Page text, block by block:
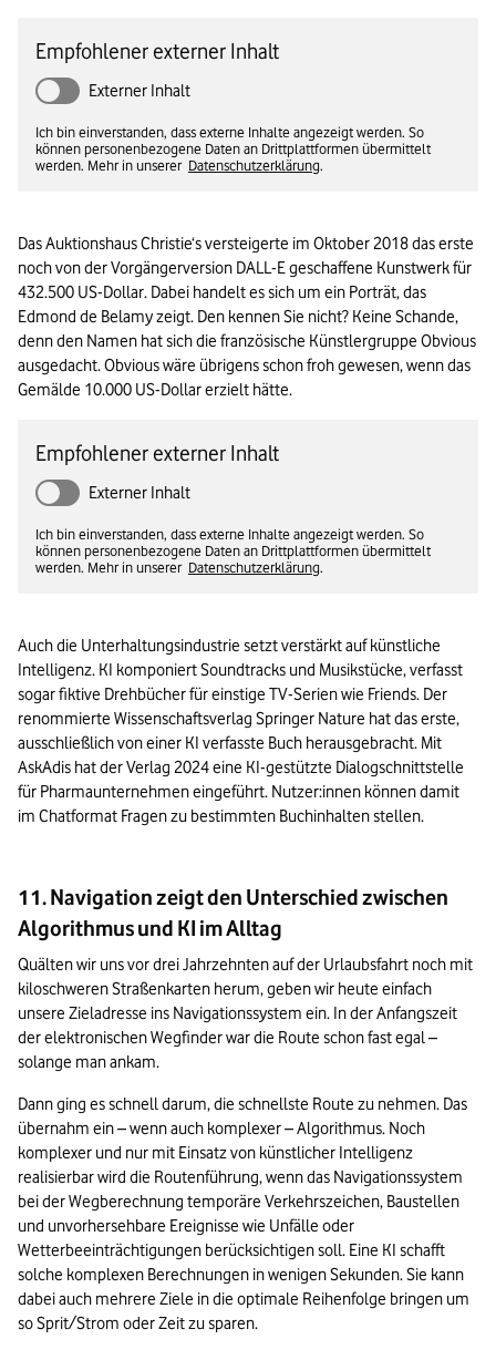
Empfohlener externer Inhalt
Externer Inhalt
Ich bin einverstanden, dass externe Inhalte angezeigt werden. So
können personenbezogene Daten an Drittplattformen übermittelt
werden. Mehr in unserer Datenschutzerklärung.
Das Auktionshaus Christie‘s versteigerte im Oktober 2018 das erste
noch von der Vorgängerversion DALL-E geschaffene Kunstwerk für
432.500 US-Dollar. Dabei handelt es sich um ein Porträt, das
Edmond de Belamy zeigt. Den kennen Sie nicht? Keine Schande,
denn den Namen hat sich die französische Künstlergruppe Obvious
ausgedacht. Obvious wäre übrigens schon froh gewesen, wenn das
Gemälde 10.000 US-Dollar erzielt hätte.
Empfohlener externer Inhalt
Externer Inhalt
Ich bin einverstanden, dass externe Inhalte angezeigt werden. So
können personenbezogene Daten an Drittplattformen übermittelt
werden. Mehr in unserer Datenschutzerklärung.
Auch die Unterhaltungsindustrie setzt verstärkt auf künstliche
Intelligenz. KI komponiert Soundtracks und Musikstücke, verfasst
sogar fiktive Drehbücher für einstige TV-Serien wie Friends. Der
renommierte Wissenschaftsverlag Springer Nature hat das erste,
ausschließlich von einer KI verfasste Buch herausgebracht. Mit
AskAdis hat der Verlag 2024 eine KI-gestützte Dialogschnittstelle
für Pharmaunternehmen eingeführt. Nutzer:innen können damit
im Chatformat Fragen zu bestimmten Buchinhalten stellen.
11. Navigation zeigt den Unterschied zwischen
Algorithmus und KI im Alltag
Quälten wir uns vor drei Jahrzehnten auf der Urlaubsfahrt noch mit
kiloschweren Straßenkarten herum, geben wir heute einfach
unsere Zieladresse ins Navigationssystem ein. In der Anfangszeit
der elektronischen Wegfinder war die Route schon fast egal –
solange man ankam.
Dann ging es schnell darum, die schnellste Route zu nehmen. Das
übernahm ein – wenn auch komplexer – Algorithmus. Noch
komplexer und nur mit Einsatz von künstlicher Intelligenz
realisierbar wird die Routenführung, wenn das Navigationssystem
bei der Wegberechnung temporäre Verkehrszeichen, Baustellen
und unvorhersehbare Ereignisse wie Unfälle oder
Wetterbeeinträchtigungen berücksichtigen soll. Eine KI schafft
solche komplexen Berechnungen in wenigen Sekunden. Sie kann
dabei auch mehrere Ziele in die optimale Reihenfolge bringen um
so Sprit/Strom oder Zeit zu sparen.